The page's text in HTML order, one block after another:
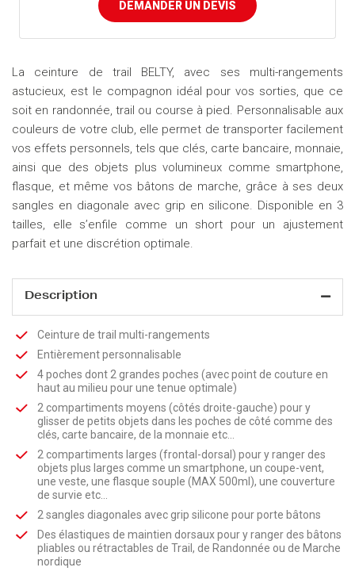
DEMANDER UN DEVIS
La ceinture de trail BELTY, avec ses multi-rangements
astucieux, est le compagnon idéal pour vos sorties, que ce
soit en randonnée, trail ou course à pied. Personnalisable aux
couleurs de votre club, elle permet de transporter facilement
vos effets personnels, tels que clés, carte bancaire, monnaie,
ainsi que des objets plus volumineux comme smartphone,
flasque, et même vos bâtons de marche, grâce à ses deux
sangles en diagonale avec grip en silicone. Disponible en 3
tailles, elle s’enfile comme un short pour un ajustement
parfait et une discrétion optimale.
Description
Ceinture de trail multi-rangements
Entièrement personnalisable
4 poches dont 2 grandes poches (avec point de couture en
haut au milieu pour une tenue optimale)
2 compartiments moyens (côtés droite-gauche) pour y
glisser de petits objets dans les poches de côté comme des
clés, carte bancaire, de la monnaie etc...
2 compartiments larges (frontal-dorsal) pour y ranger des
objets plus larges comme un smartphone, un coupe-vent,
une veste, une flasque souple (MAX 500ml), une couverture
de survie etc...
2 sangles diagonales avec grip silicone pour porte bâtons
Des élastiques de maintien dorsaux pour y ranger des bâtons
pliables ou rétractables de Trail, de Randonnée ou de Marche
nordique